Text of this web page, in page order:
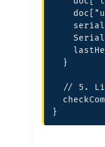
  }
// 5.
}